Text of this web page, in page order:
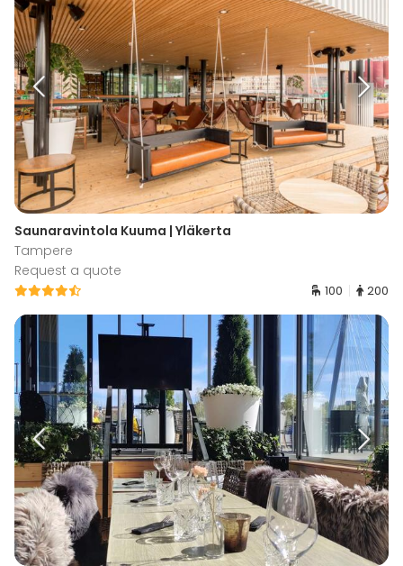
Saunaravintola Kuuma | Yläkerta
Tampere
Request a quote
100 200